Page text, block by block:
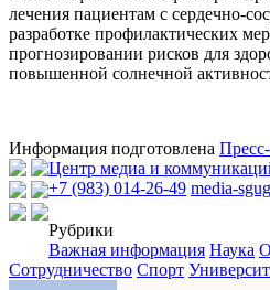
лечения пациентам с сердечно-
разработке профилактических
прогнозировании рисков для
повышенной солнечной
Информация подготовлена
Центр медиа и
+7 (983) 014-26-49 media-
Рубрики
Важная информация Наука
Сотрудничество Спорт